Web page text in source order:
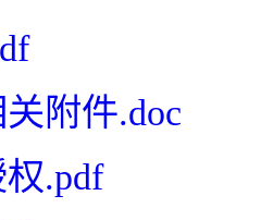
附件.doc
.pdf